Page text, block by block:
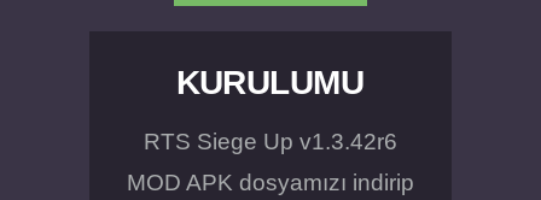
KURULUMU
RTS Siege Up v1.3.42r6
MOD APK dosyamızı indirip